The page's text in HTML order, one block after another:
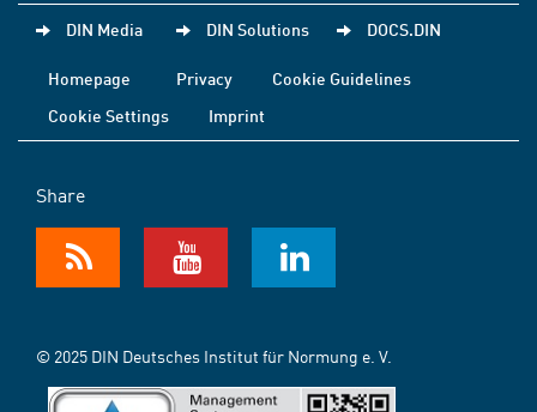
DIN Media DIN Solutions DOCS.DIN
Homepage Privacy
Cookie Guidelines
Cookie Settings
Imprint
Share
© 2025 DIN Deutsches Institut für Normung e. V.